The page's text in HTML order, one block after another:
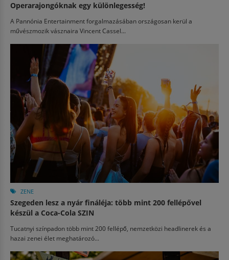
Operarajongóknak egy különlegesség!
A Pannónia Entertainment forgalmazásában országosan kerül a
művészmozik vásznaira Vincent Cassel...
ZENE
Szegeden lesz a nyár fináléja: több mint 200 fellépővel
készül a Coca-Cola SZIN
Tucatnyi színpadon több mint 200 fellépő, nemzetközi headlinerek és a
hazai zenei élet meghatározó...